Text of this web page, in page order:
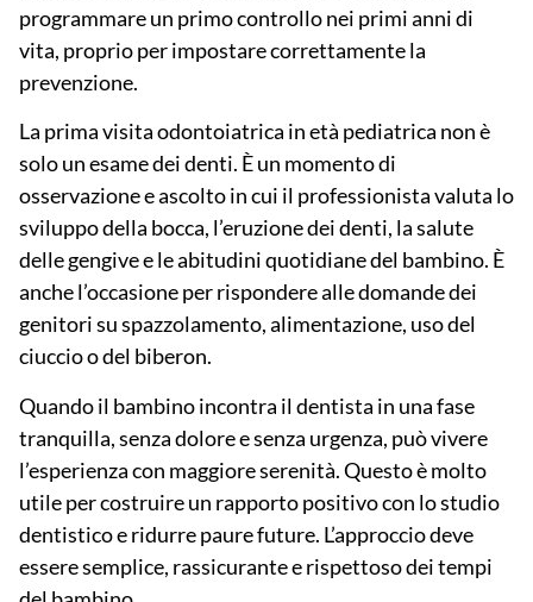
programmare un primo controllo nei primi anni di
vita, proprio per impostare correttamente la
prevenzione.
La prima visita odontoiatrica in età pediatrica non è
solo un esame dei denti. È un momento di
osservazione e ascoltoin cui il professionista valuta lo
sviluppo della bocca, l’eruzione dei denti, la salute
delle gengive e le abitudini quotidiane del bambino. È
anche l’occasione per rispondere alle domande dei
genitori su spazzolamento, alimentazione, uso del
ciuccio o del biberon.
Quando il bambino incontra il dentista in una fase
tranquilla, senza dolore e senza urgenza, può vivere
l’esperienza con maggiore serenità. Questo è molto
utile per costruire un rapporto positivo con lo studio
dentistico e ridurre paure future. L’approccio deve
essere semplice, rassicurante e rispettoso dei tempi